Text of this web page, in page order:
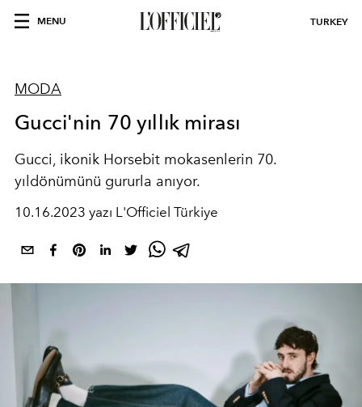
MENU TURKEY
MODA
Gucci'nin 70 yıllık mirası
Gucci, ikonik Horsebit mokasenlerin 70.
yıldönümünü gururla anıyor.
10.16.2023 yazı L'Officiel Türkiye